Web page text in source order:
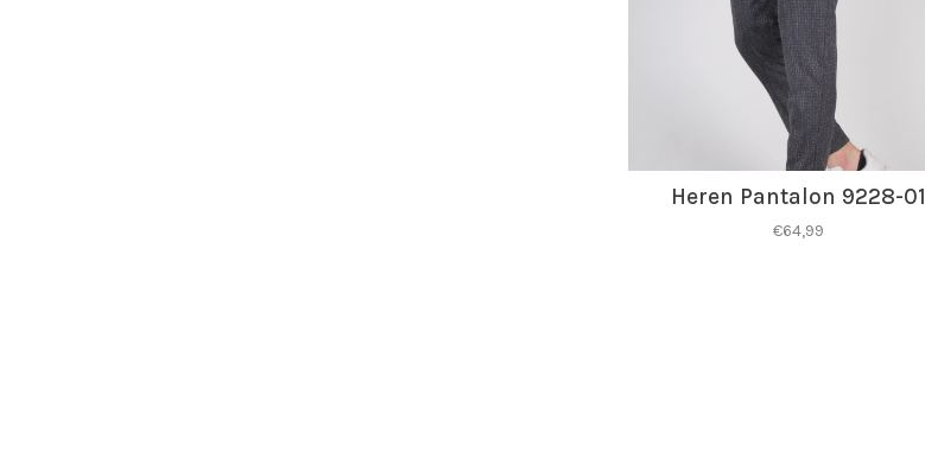
Heren Pantalon 9228-01
€64,99